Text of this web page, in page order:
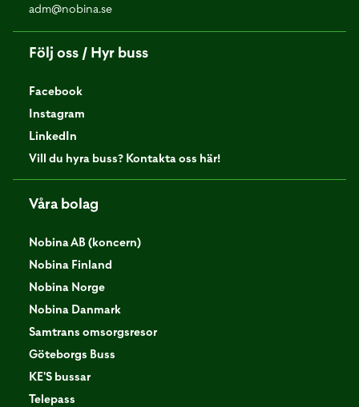
adm@nobina.se
Följ oss / Hyr buss
Facebook
Instagram
LinkedIn
Vill du hyra buss? Kontakta oss här!
Våra bolag
Nobina AB (koncern)
Nobina Finland
Nobina Norge
Nobina Danmark
Samtrans omsorgsresor
Göteborgs Buss
KE'S bussar
Telepass